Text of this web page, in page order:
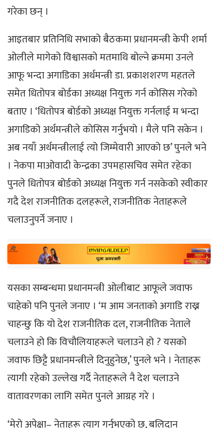
गरेका छन् ।
आइतबार प्रतिनिधि सभाको बैठकमा प्रधानमन्त्री केपी शर्मा
ओलीले मागेको विश्वासको मतमाथि बोल्ने क्रममा उनले
आफू भन्दा अगाडिका अर्थमन्त्री डा. प्रकाशशरण महतले
समेत धितोपत्र बोर्डका अध्यक्ष नियुक्त गर्न कोसिस गरेको
बताए । ‘धितोपत्र बोर्डको अध्यक्ष नियुक्त गर्नलाई म भन्दा
अगाडिको अर्थमन्त्रीले कोसिस गर्नुभयो । मैले पनि सकेन ।
अब नयाँ अर्थमन्त्रीलाई त्यो जिम्मेवारी आएको छ’ पुनले भने
। नेकपा माओवादी केन्द्रका उपमहासचिव समेत रहेका
पुनले धितोपत्र बोर्डको अध्यक्ष नियुक्त गर्न नसकेको स्वीकार
गदै देश राजनीतिक दलहरूले, राजनीतिक नेताहरूले
चलाउनुपर्ने जनाए ।
यसका सम्बन्धमा प्रधानमन्त्री ओलीबाट आफूले जवाफ
चाहेको पनि पुनले जनाए । ‘म आम जनताको अगाडि राख्न
चाहन्छु कि यो देश राजनीतिक दल, राजनीतिक नेताले
चलाउने हो कि विचौलियाहरूले चलाउने हो ? यसको
जवाफ छिट्टै प्रधानमन्त्रीले दिनुहुनेछ,’ पुनले भने । नेताहरू
त्यागी रहेको उल्लेख गर्दै नेताहरूले नै देश चलाउने
वातावरणका लागि समेत पुनले आग्रह गरे ।
‘मेरो अपेक्षा– नेताहरू त्याग गर्नुभएको छ, बलिदान